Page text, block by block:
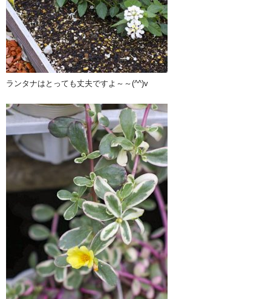
ランタナはとっても丈夫ですよ～～(^^)v